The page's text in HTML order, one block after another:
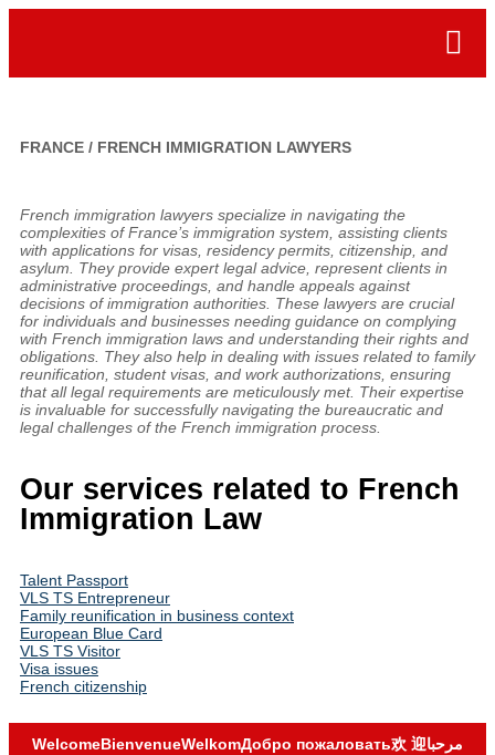
FRANCE / FRENCH IMMIGRATION LAWYERS
French immigration lawyers specialize in navigating the
complexities of France’s immigration system, assisting clients
with applications for visas, residency permits, citizenship, and
asylum. They provide expert legal advice, represent clients in
administrative proceedings, and handle appeals against
decisions of immigration authorities. These lawyers are crucial
for individuals and businesses needing guidance on complying
with French immigration laws and understanding their rights and
obligations. They also help in dealing with issues related to family
reunification, student visas, and work authorizations, ensuring
that all legal requirements are meticulously met. Their expertise
is invaluable for successfully navigating the bureaucratic and
legal challenges of the French immigration process.
Our services related to French
Immigration Law
Talent Passport
VLS TS Entrepreneur
Family reunification in business context
European Blue Card
VLS TS Visitor
Visa issues
French citizenship
WelcomeBienvenueWelkomДобро пожаловать欢 迎مرحبا